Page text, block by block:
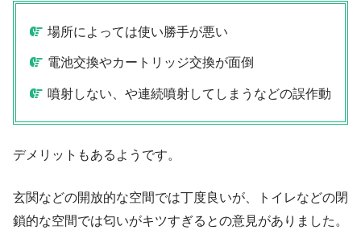
場所によっては使い勝手が悪い
電池交換やカートリッジ交換が面倒
噴射しない、や連続噴射してしまうなどの誤作動
デメリットもあるようです。
玄関などの開放的な空間では丁度良いが、トイレなどの閉
鎖的な空間では匂いがキツすぎるとの意見がありました。